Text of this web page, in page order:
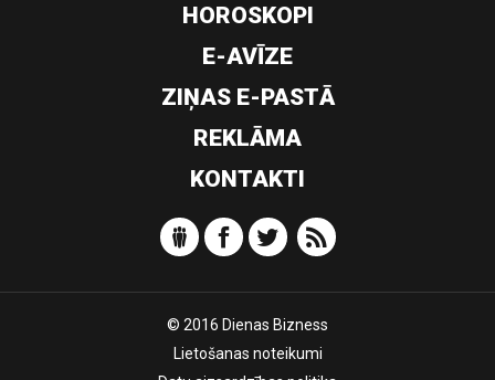
HOROSKOPI
E-AVĪZE
ZIŅAS E-PASTĀ
REKLĀMA
KONTAKTI
© 2016 Dienas Bizness
Lietošanas noteikumi